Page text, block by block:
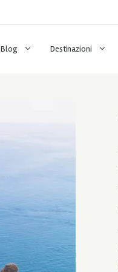
Blog Destinazioni